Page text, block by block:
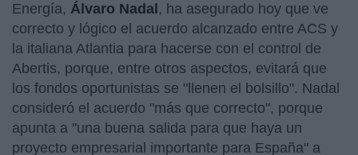
Energía, Álvaro Nadal , ha asegurado hoy que ve
correcto y lógico el acuerdo alcanzado entre ACS y
la italiana Atlantia para hacerse con el control de
Abertis, porque, entre otros aspectos, evitará que
los fondos oportunistas se "llenen el bolsillo". Nadal
consideró el acuerdo "más que correcto", porque
apunta a "una buena salida para que haya un
proyecto empresarial importante para España" a